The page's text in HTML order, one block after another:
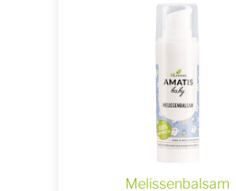
Melissenbalsam